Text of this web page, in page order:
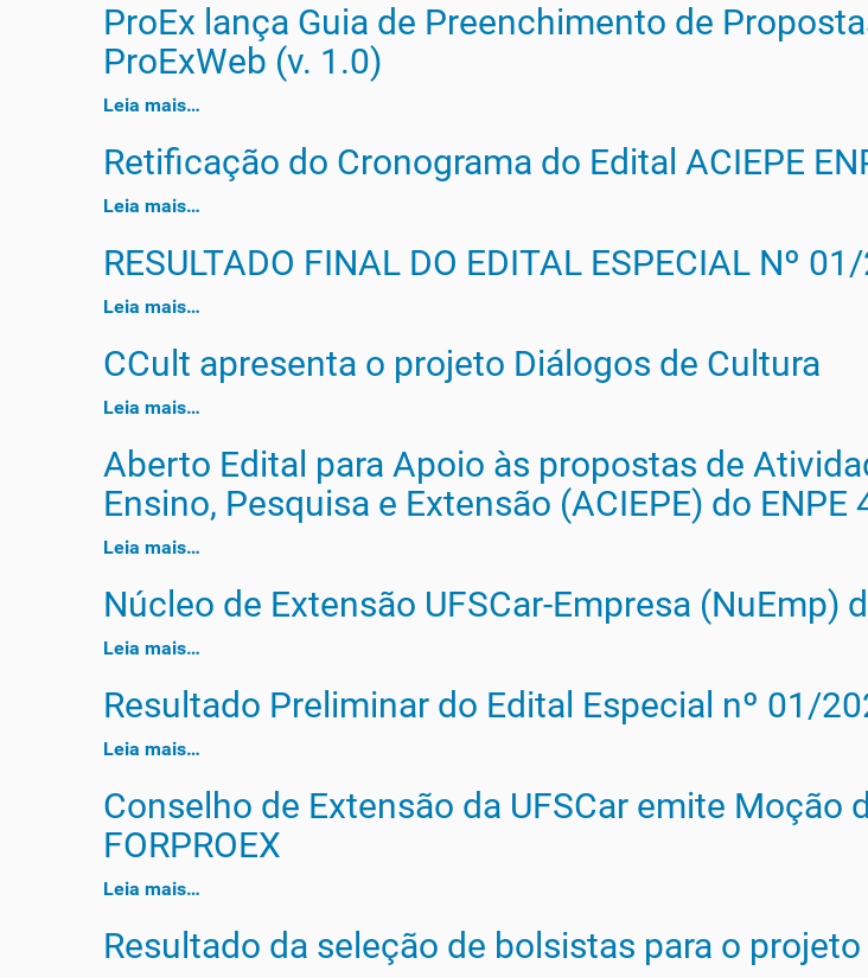
ProEx lança Guia de Preenchimento de
ProExWeb (v. 1.0)
Leia mais…
Retificação do Cronograma do Edital ACIEPE
Leia mais…
RESULTADO FINAL DO EDITAL ESPECIAL Nº
Leia mais…
CCult apresenta o projeto Diálogos de Cultura
Leia mais…
Aberto Edital para Apoio às propostas de
Ensino, Pesquisa e Extensão (ACIEPE) do ENPE
Leia mais…
Núcleo de Extensão UFSCar-Empresa
Leia mais…
Resultado Preliminar do Edital Especial nº 01/
Leia mais…
Conselho de Extensão da UFSCar emite Moção
FORPROEX
Leia mais…
Resultado da seleção de bolsistas para o